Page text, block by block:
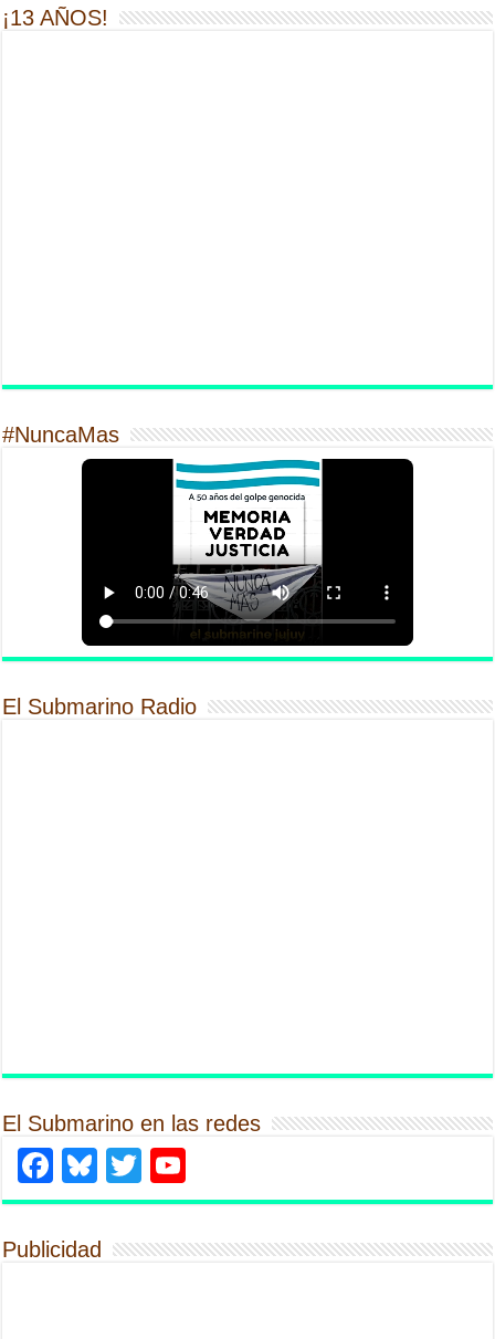
¡13 AÑOS!
#NuncaMas
El Submarino Radio
El Submarino en las redes
Facebook
Bluesky
Twitter
Publicidad